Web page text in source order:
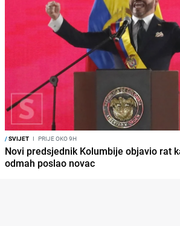
/SVIJET I PRIJE OKO 9H
Novi predsjednik Kolumbije objavio rat
odmah poslao novac